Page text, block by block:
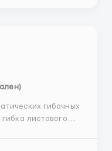
гибочных
листового